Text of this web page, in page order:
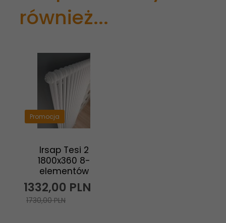
również...
Promocja
Irsap Tesi 2
1800x360 8-
elementów
1332,00 PLN
1730,00 PLN